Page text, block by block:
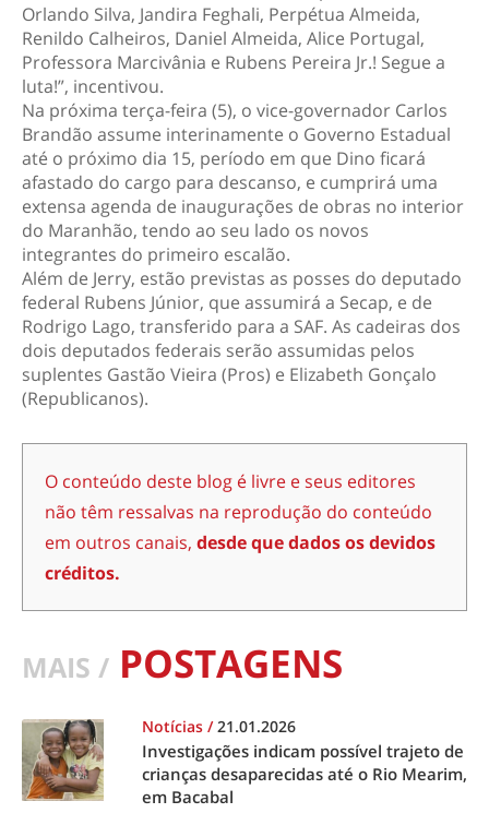
Orlando Silva, Jandira Feghali, Perpétua Almeida,
Renildo Calheiros, Daniel Almeida, Alice Portugal,
Professora Marcivânia e Rubens Pereira Jr.! Segue a
luta!”, incentivou.
Na próxima terça-feira (5), o vice-governador Carlos
Brandão assume interinamente o Governo Estadual
até o próximo dia 15, período em que Dino ficará
afastado do cargo para descanso, e cumprirá uma
extensa agenda de inaugurações de obras no interior
do Maranhão, tendo ao seu lado os novos
integrantes do primeiro escalão.
Além de Jerry, estão previstas as posses do deputado
federal Rubens Júnior, que assumirá a Secap, e de
Rodrigo Lago, transferido para a SAF. As cadeiras dos
dois deputados federais serão assumidas pelos
suplentes Gastão Vieira (Pros) e Elizabeth Gonçalo
(Republicanos).
O conteúdo deste blog é livre e seus editores
não têm ressalvas na reprodução do conteúdo
em outros canais, desde que dados os devidos
créditos.
MAIS / POSTAGENS
Notícias /21.01.2026
Investigações indicam possível trajeto de
crianças desaparecidas até o Rio Mearim,
em Bacabal